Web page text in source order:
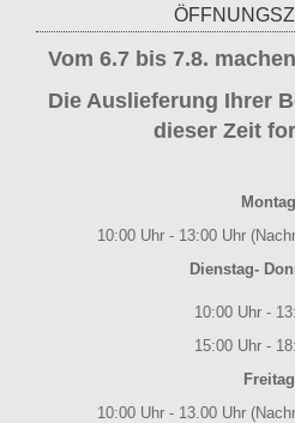
Vom 6.7 bis 7.8.
Die Auslieferung Ihrer
dieser Zeit
Montag
10:00 Uhr - 13:00 Uhr
Dienstag-
10:00 Uhr -
15:00 Uhr -
Freitag
10:00 Uhr - 13.00 Uhr